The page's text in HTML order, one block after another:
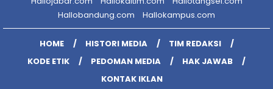
Hallobandung.com
Hallokampus.com
HOME HISTORI MEDIA
TIM REDAKSI
KODE ETIK
PEDOMAN MEDIA
HAK JAWAB
KONTAK IKLAN